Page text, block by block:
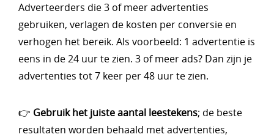
Adverteerders die 3 of meer advertenties
gebruiken, verlagen de kosten per conversie en
verhogen het bereik. Als voorbeeld: 1 advertentie is
eens in de 24 uur te zien. 3 of meer ads? Dan zijn je
advertenties tot 7 keer per 48 uur te zien.
👉 Gebruik het juiste aantal leestekens; de beste
resultaten worden behaald met advertenties,